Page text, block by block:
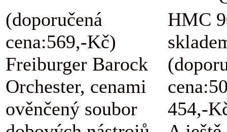
(doporučená
cena:569,-Kč)
Freiburger Barock
Orchester, cenami
ověnčený soubor
HMC
454,-